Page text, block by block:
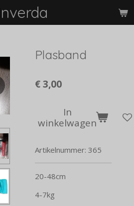
Plasband
€ 3,00
In
winkelwagen
Artikelnummer: 365
20-48cm
4-7kg